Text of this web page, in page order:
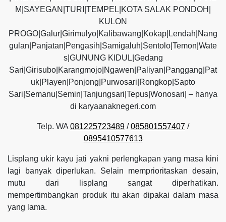
M|SAYEGAN|TURI|TEMPEL|KOTA SALAK PONDOH|
KULON
PROGO|Galur|Girimulyo|Kalibawang|Kokap|Lendah|Nang
gulan|Panjatan|Pengasih|Samigaluh|Sentolo|Temon|Wate
s|GUNUNG KIDUL|Gedang
Sari|Girisubo|Karangmojo|Ngawen|Paliyan|Panggang|Pat
uk|Playen|Ponjong|Purwosari|Rongkop|Sapto
Sari|Semanu|Semin|Tanjungsari|Tepus|Wonosari| – hanya
di karyaanaknegeri.com
Telp. WA 081225723489 /085801557407 /
0895410577613
Lisplang ukir kayu jati yakni perlengkapan yang masa kini
lagi banyak diperlukan. Selain memprioritaskan desain,
mutu dari lisplang sangat diperhatikan.
mempertimbangkan produk itu akan dipakai dalam masa
yang lama.